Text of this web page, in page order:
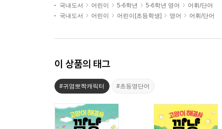
국내도서
어린이 5-6학년 5-6학년 영어
어휘/단어
국내도서
어린이 어린이[초등학생] 영어 어휘/단어
이 상품의 태그
#귀염뽀짝캐릭터 #초등영단어